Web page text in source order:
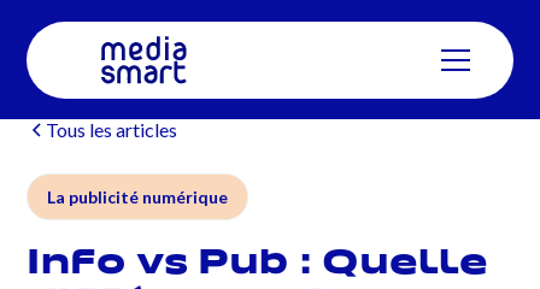
Tous les articles
La publicité numérique
Info vs Pub : Quelle